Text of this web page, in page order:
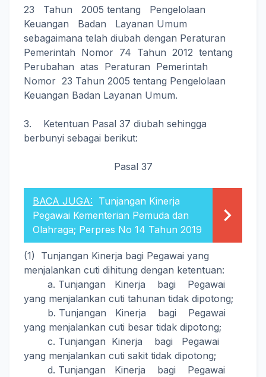
23 Tahun 2005 tentang Pengelolaan
Keuangan Badan Layanan Umum
sebagaimana telah diubah dengan Peraturan
Pemerintah Nomor 74 Tahun 2012 tentang
Perubahan atas Peraturan Pemerintah
Nomor 23 Tahun 2005 tentang Pengelolaan
Keuangan Badan Layanan Umum.
3. Ketentuan Pasal 37 diubah sehingga
berbunyi sebagai berikut:
Pasal 37
BACA JUGA: Tunjangan Kinerja
Pegawai Kementerian Pemuda dan
Olahraga; Perpres No 14 Tahun 2019
(1) Tunjangan Kinerja bagi Pegawai yang
menjalankan cuti dihitung dengan ketentuan:
a. Tunjangan Kinerja bagi Pegawai
yang menjalankan cuti tahunan tidak dipotong;
b. Tunjangan Kinerja bagi Pegawai
yang menjalankan cuti besar tidak dipotong;
c. Tunjangan Kinerja bagi Pegawai
yang menjalankan cuti sakit tidak dipotong;
d. Tunjangan Kinerja bagi Pegawai